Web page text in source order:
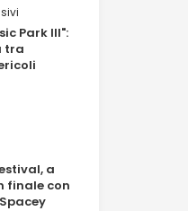
Park III":
tra
a
finale con